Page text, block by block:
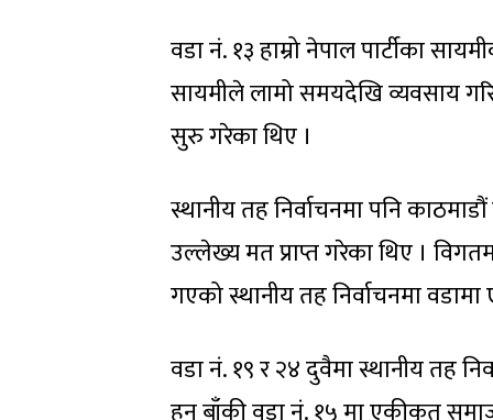
वडा नं. १३ हाम्रो नेपाल पार्टीका
सायमीले लामो समयदेखि व्यवसाय
सुरु गरेका थिए ।
स्थानीय तह निर्वाचनमा पनि
उल्लेख्य मत प्राप्त गरेका थिए ।
गएको स्थानीय तह निर्वाचनमा
वडा नं. १९ र २४ दुवैमा स्थानीय तह